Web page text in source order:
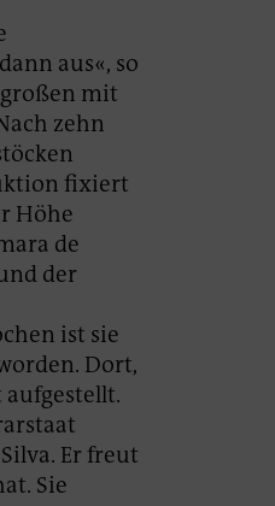
aus«, so
mit
zehn
fixiert
Höhe
de
der
ist sie
Dort,
Er freut
Sie